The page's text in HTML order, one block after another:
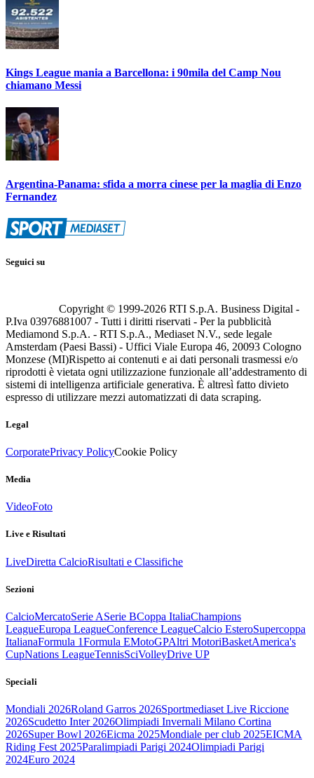
Kings League mania a Barcellona: i 90mila del Camp Nou
chiamano Messi
Argentina-Panama: sfida a morra cinese per la maglia di Enzo
Fernandez
Seguici su
Copyright © 1999-2026 RTI S.p.A. Business Digital -
P.Iva 03976881007 - Tutti i diritti riservati - Per la pubblicità
Mediamond S.p.A. - RTI S.p.A., Mediaset N.V., sede legale
Amsterdam (Paesi Bassi) - Uffici Viale Europa 46, 20093 Cologno
Monzese (MI)Rispetto ai contenuti e ai dati personali trasmessi e/o
riprodotti è vietata ogni utilizzazione funzionale all’addestramento di
sistemi di intelligenza artificiale generativa. È altresì fatto divieto
espresso di utilizzare mezzi automatizzati di data scraping.
Legal
CorporatePrivacy PolicyCookie Policy
Media
VideoFoto
Live e Risultati
LiveDiretta CalcioRisultati e Classifiche
Sezioni
CalcioMercatoSerie ASerie BCoppa ItaliaChampions
LeagueEuropa LeagueConference LeagueCalcio EsteroSupercoppa
ItalianaFormula 1Formula EMotoGPAltri MotoriBasketAmerica's
CupNations LeagueTennisSciVolleyDrive UP
Speciali
Mondiali 2026Roland Garros 2026Sportmediaset Live Riccione
2026Scudetto Inter 2026Olimpiadi Invernali Milano Cortina
2026Super Bowl 2026Eicma 2025Mondiale per club 2025EICMA
Riding Fest 2025Paralimpiadi Parigi 2024Olimpiadi Parigi
2024Euro 2024